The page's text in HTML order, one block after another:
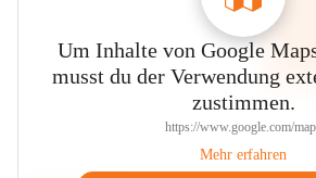
Um Inhalte von Google
musst du der Verwendung
zustimmen.
https://www.google.com/
Mehr erfahren